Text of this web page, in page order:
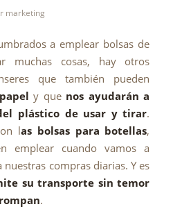
marketing
a emplear bolsas de
muchas cosas, hay otros
que también pueden
y que nos ayudarán a
plástico de usar y tirar.
las bolsas para botellas,
emplear cuando vamos a
compras diarias. Y es
su transporte sin temor
.